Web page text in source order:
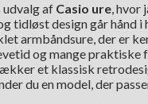
af Casio ure, hvor
tidløst design går hånd i
armbåndsure, der er
og mange praktiske
et klassisk
du en model, der